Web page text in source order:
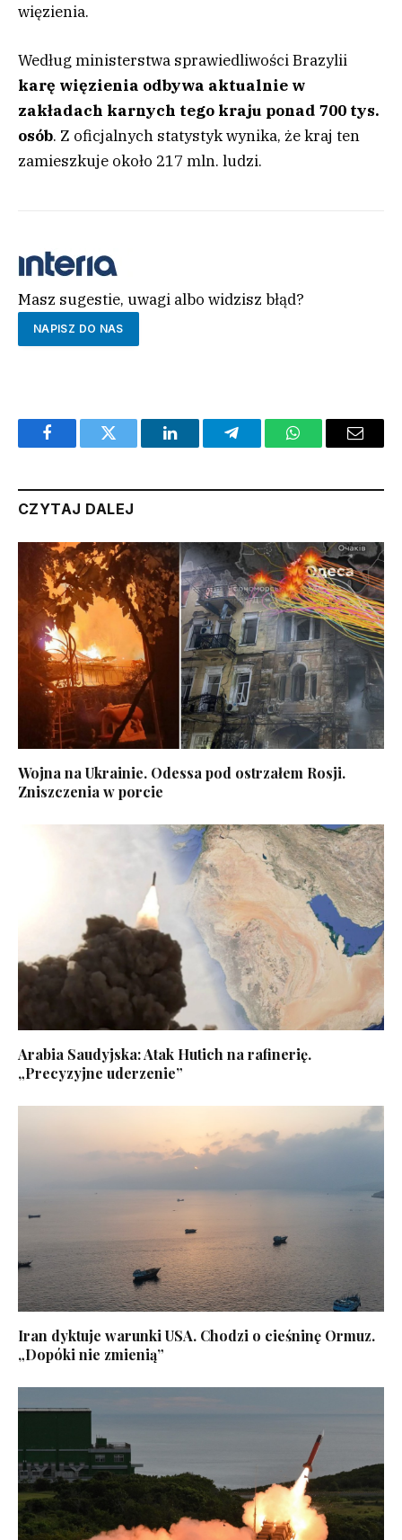
więzienia.
Według ministerstwa sprawiedliwości Brazylii
karę więzienia odbywa aktualnie w
zakładach karnych tego kraju ponad 700 tys.
osób. Z oficjalnych statystyk wynika, że kraj ten
zamieszkuje około 217 mln. ludzi.
Masz sugestie, uwagi albo widzisz błąd?
NAPISZ DO NAS
FacebookTwitter LinkedInTelegramWhatsAppEmail
CZYTAJ DALEJ
Wojna na Ukrainie. Odessa pod ostrzałem Rosji.
Zniszczenia w porcie
Arabia Saudyjska: Atak Hutich na rafinerię.
„Precyzyjne uderzenie”
Iran dyktuje warunki USA. Chodzi o cieśninę Ormuz.
„Dopóki nie zmienią”